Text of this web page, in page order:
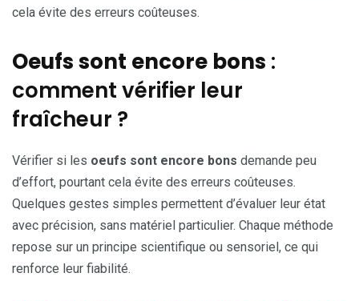
cela évite des erreurs coûteuses.
Oeufs sont encore bons :
comment vérifier leur
fraîcheur ?
Vérifier si les oeufs sont encore bons demande peu
d’effort, pourtant cela évite des erreurs coûteuses.
Quelques gestes simples permettent d’évaluer leur état
avec précision, sans matériel particulier. Chaque méthode
repose sur un principe scientifique ou sensoriel, ce qui
renforce leur fiabilité.